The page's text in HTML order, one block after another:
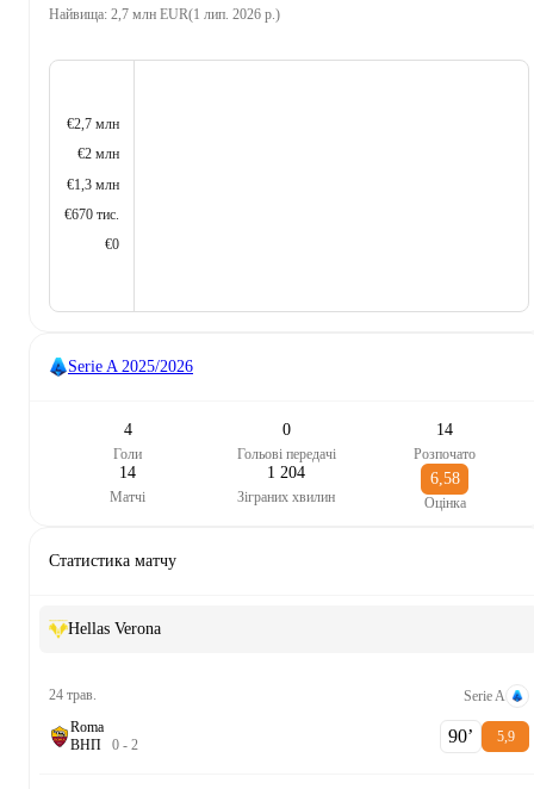
Найвища: 2,7 млн EUR(1 лип. 2026 р.)
€2,7 млн
€2 млн
€1,3 млн
€670 тис.
€0
Serie A 2025/2026
4
Голи
0
Гольові передачі
14
Розпочато
14
Матчі
1 204
Зіграних хвилин
6,58
Оцінка
Статистика матчу
Hellas Verona
24 трав.
Serie A
Roma
ВНП 0 - 2 90‎’‎ 5,9